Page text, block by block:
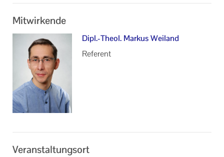
Mitwirkende
Dipl.-Theol. Markus Weiland
Referent
Veranstaltungsort